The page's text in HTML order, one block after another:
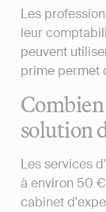
Les
leur
peuvent
prime permet
solution
Les services
à environ 50
cabinet